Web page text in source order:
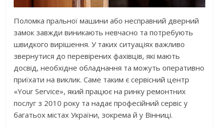
Поломка пральної машини або несправний дверний
замок завжди виникають невчасно та потребують
швидкого вирішення. У таких ситуаціях важливо
звернутися до перевірених фахівців, які мають
досвід, необхідне обладнання та можуть оперативно
приїхати на виклик. Саме таким є сервісний центр
«Your Service», який працює на ринку ремонтних
послуг з 2010 року та надає професійний сервіс у
багатьох містах України, зокрема й у Вінниці.